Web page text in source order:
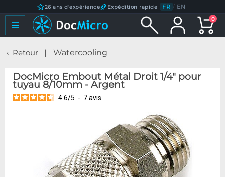
26 ans d'expérience Expédition rapide FR / EN
0
Retour Watercooling
DocMicro Embout Métal Droit 1/4" pour
tuyau 8/10mm - Argent
4.6/5 - 7avis